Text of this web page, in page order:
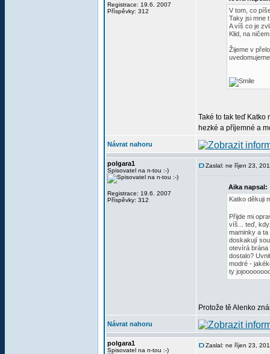
Registrace: 19.6. 2007
Příspěvky: 312
V tom, co
Taky jsi mne
A víš co je
Klid, na
Žijeme v
Také to tak teď Katko
hezké a příjemné a
Návrat nahoru
polgara1
Spisovatel na n-tou :-)
Registrace: 19.6. 2007
Příspěvky: 312
Zaslal: ne říjen 23,
Aika napsal:
Katko děkuji
Přijde mi
víš... teď,
maminky a
doskakují
otevírá brána
dostalo?
modré -
ty
Protože tě Alenko
Návrat nahoru
polgara1
Spisovatel na n-tou :-)
Zaslal: ne říjen 23,